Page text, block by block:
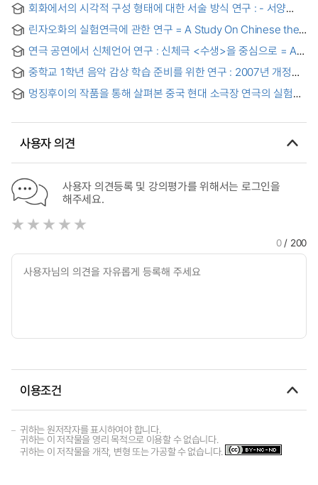
회화에서의 시각적 구성 형태에 대한 서술 방식 연구 : - 서양
삼면화와 동양 두루마리 회화 형식의 차용을 통한 본인 작품 분석
- = A study on the descriptive method of visual
composition form in painting.
린자오화의 실험연극에 관한 연구 = A Study On Chinese the
Characteristics Of Lin Zhaohua’s Experimental Theater In
China
연극 공연에서 신체언어 연구 : 신체극 <수생>을 중심으로 = A
study of body language in theatrical performances : With
the physical play < Aquatic > as the center
중학교 1학년 음악 감상 학습 준비를 위한 연구 : 2007년 개정
교육과정을 토대로 함
멍징후이의 작품을 통해 살펴본 중국 현대 소극장 연극의 실험
Contemporary Chinese Small-Theater Drama through the
사용자 의견
사용자 의견등록 및 강의평가를 위해서는 로그인을
해주세요.
0/ 200
이용조건
귀하는 원저작자를 표시하여야 합니다.
귀하는 이 저작물을 영리 목적으로 이용할 수 없습니다.
귀하는 이 저작물을 개작, 변형 또는 가공할 수 없습니다.